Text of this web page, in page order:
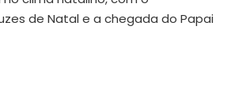
de Natal e a chegada do Papai